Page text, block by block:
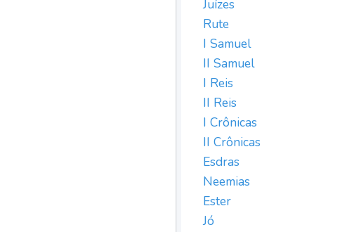
Juízes
Rute
I Samuel
II Samuel
I Reis
II Reis
I Crônicas
II Crônicas
Esdras
Neemias
Ester
Jó